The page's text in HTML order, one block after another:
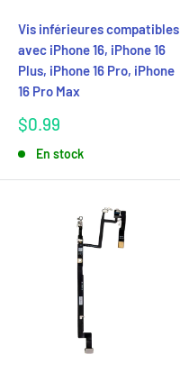
Vis inférieures compatibles
avec iPhone 16, iPhone 16
Plus, iPhone 16 Pro, iPhone
16 Pro Max
Prix
$0.99
En stock